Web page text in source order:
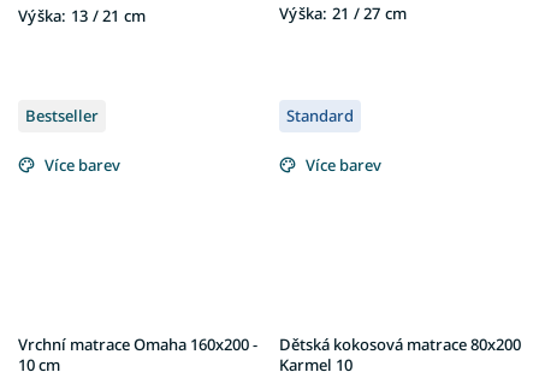
Výška: 13 / 21 cm
Výška: 21 / 27 cm
Bestseller
Více barev
Vrchní matrace Omaha 160x200 -
10 cm
Standard
Více barev
Dětská kokosová matrace 80x200
Karmel 10